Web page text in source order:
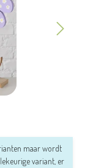
maar wordt
variant, er